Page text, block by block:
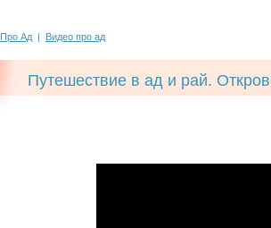
Про Ад | Видео про ад
Путешествие в ад и рай.